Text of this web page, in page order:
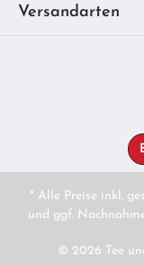
Versandarten
© 2026 Tee
* Alle Preise inkl.
und ggf.